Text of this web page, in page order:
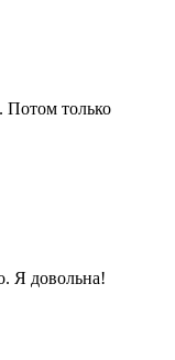
Потом только
Я довольна!